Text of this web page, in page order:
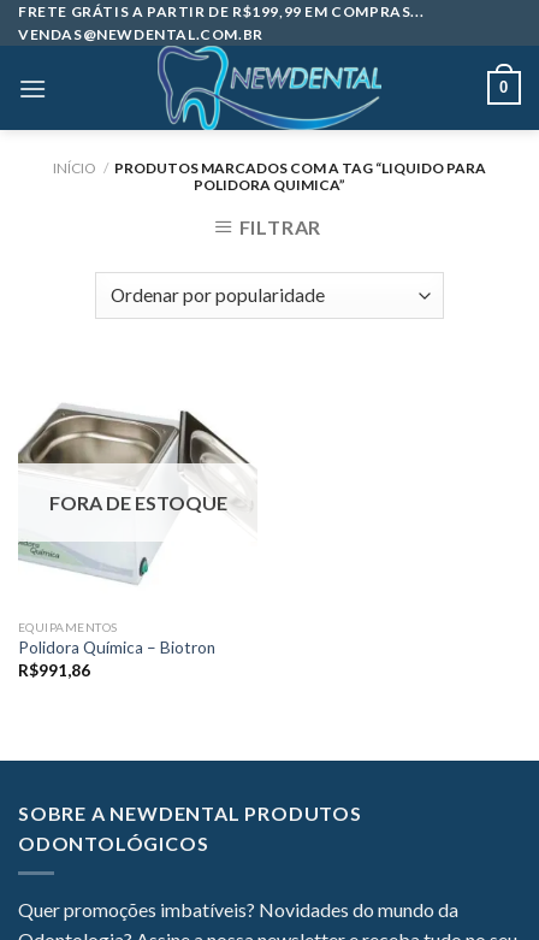
Skip
to
FRETE GRÁTIS A PARTIR DE R$199,99 EM COMPRAS...
VENDAS@NEWDENTAL.COM.BR
0
INÍCIO / PRODUTOS MARCADOS COM A TAG “LIQUIDO PARA
POLIDORA QUIMICA”
FILTRAR
FORA DE ESTOQUE
EQUIPAMENTOS
Polidora Química – Biotron
R$991,86
SOBRE A NEWDENTAL PRODUTOS
ODONTOLÓGICOS
Quer promoções imbatíveis? Novidades do mundo da